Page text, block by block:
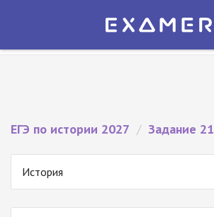
Экзамер — ЕГЭ 2027
ЕГЭ по истории 2027 / Задание 21
История